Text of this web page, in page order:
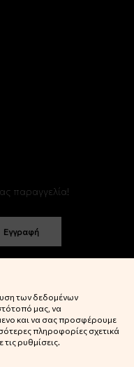
παραγγελία!
Εγγραφή
rights reserved.
των δεδομένων
μας, να
και να σας προσφέρουμε
πληροφορίες σχετικά
ρυθμίσεις.